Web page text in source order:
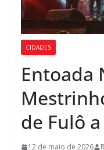
CIDADES
Entoada
de Fulô
12 de maio de 2026